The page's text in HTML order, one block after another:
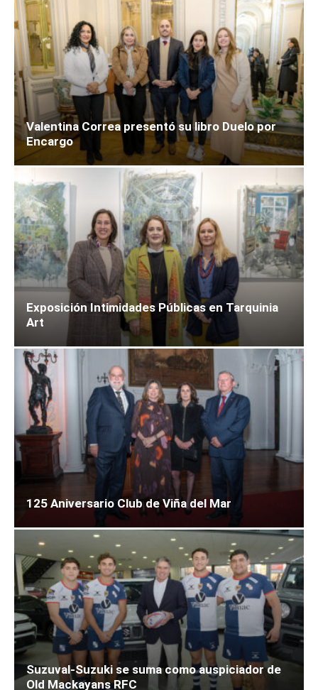
Valentina Correa presentó su libro Duelo por
Encargo
Exposición Intimidades Públicas en Tarquinia
Art
125 Aniversario Club de Viña del Mar
Suzuval-Suzuki se suma como auspiciador de
Old Mackayans RFC